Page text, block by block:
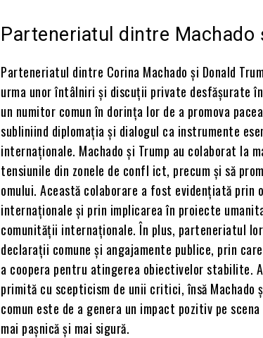
Parteneriatul dintre Machado
Parteneriatul dintre Corina Machado și Donald
urma unor întâlniri și discuții private desfășurate
un numitor comun în dorința lor de a promova
subliniind diplomația și dialogul ca instrumente
internaționale. Machado și Trump au colaborat la
tensiunile din zonele de confl ict, precum și să
omului. Această colaborare a fost evidențiată prin
internaționale și prin implicarea în proiecte
comunității internaționale. În plus, parteneriatul
declarații comune și angajamente publice, prin
a coopera pentru atingerea obiectivelor stabilite.
primită cu scepticism de unii critici, însă Machado
comun este de a genera un impact pozitiv pe
mai pașnică și mai sigură.